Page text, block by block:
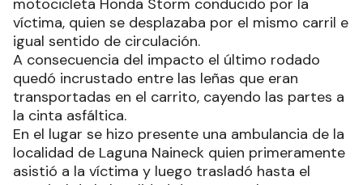
motocicleta Honda Storm conducido por la
víctima, quien se desplazaba por el mismo carril e
igual sentido de circulación.
A consecuencia del impacto el último rodado
quedó incrustado entre las leñas que eran
transportadas en el carrito, cayendo las partes a
la cinta asfáltica.
En el lugar se hizo presente una ambulancia de la
localidad de Laguna Naineck quien primeramente
asistió a la víctima y luego trasladó hasta el